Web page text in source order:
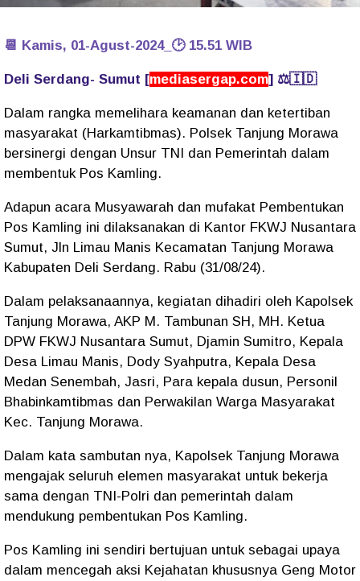
📆 Kamis, 01-Agust-2024_🕑 15.51 WIB
Deli Serdang- Sumut [mediasergap.com] ⚖️🇮🇩
Dalam rangka memelihara keamanan dan ketertiban
masyarakat (Harkamtibmas). Polsek Tanjung Morawa
bersinergi dengan Unsur TNI dan Pemerintah dalam
membentuk Pos Kamling.
Adapun acara Musyawarah dan mufakat Pembentukan
Pos Kamling ini dilaksanakan di Kantor FKWJ Nusantara
Sumut, Jln Limau Manis Kecamatan Tanjung Morawa
Kabupaten Deli Serdang. Rabu (31/08/24).
Dalam pelaksanaannya, kegiatan dihadiri oleh Kapolsek
Tanjung Morawa, AKP M. Tambunan SH, MH. Ketua
DPW FKWJ Nusantara Sumut, Djamin Sumitro, Kepala
Desa Limau Manis, Dody Syahputra, Kepala Desa
Medan Senembah, Jasri, Para kepala dusun, Personil
Bhabinkamtibmas dan Perwakilan Warga Masyarakat
Kec. Tanjung Morawa.
Dalam kata sambutan nya, Kapolsek Tanjung Morawa
mengajak seluruh elemen masyarakat untuk bekerja
sama dengan TNI-Polri dan pemerintah dalam
mendukung pembentukan Pos Kamling.
Pos Kamling ini sendiri bertujuan untuk sebagai upaya
dalam mencegah aksi Kejahatan khususnya Geng Motor